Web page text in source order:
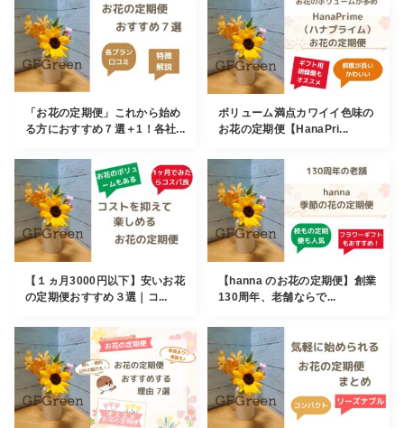
「お花の定期便」これから始め
る方におすすめ７選＋1！各社...
ボリューム満点カワイイ色味の
お花の定期便【HanaPri...
【１ヵ月3000円以下】安いお花
の定期便おすすめ３選｜コ...
【hanna のお花の定期便】創業
130周年、老舗ならで...